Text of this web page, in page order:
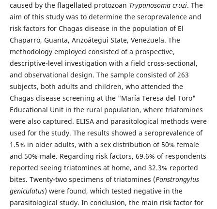
caused by the flagellated protozoan Trypanosoma cruzi. The
aim of this study was to determine the seroprevalence and
risk factors for Chagas disease in the population of El
Chaparro, Guanta, Anzoátegui State, Venezuela. The
methodology employed consisted of a prospective,
descriptive-level investigation with a field cross-sectional,
and observational design. The sample consisted of 263
subjects, both adults and children, who attended the
Chagas disease screening at the "María Teresa del Toro"
Educational Unit in the rural population, where triatomines
were also captured. ELISA and parasitological methods were
used for the study. The results showed a seroprevalence of
1.5% in older adults, with a sex distribution of 50% female
and 50% male. Regarding risk factors, 69.6% of respondents
reported seeing triatomines at home, and 32.3% reported
bites. Twenty-two specimens of triatomines (Panstrongylus
geniculatus) were found, which tested negative in the
parasitological study. In conclusion, the main risk factor for